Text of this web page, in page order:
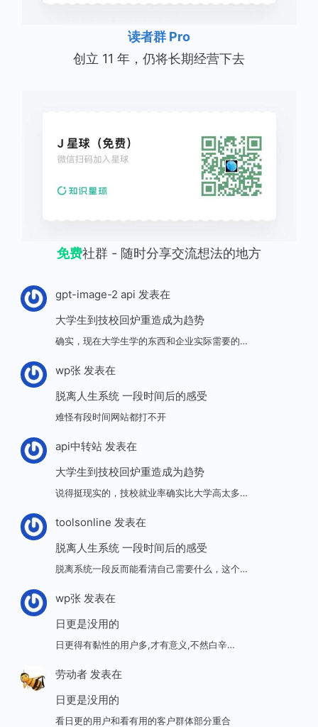
读者群 Pro
创立 11 年，仍将长期经营下去
免费社群 - 随时分享交流想法的地方
gpt-image-2 api 发表在
大学生到技校回炉重造成为趋势
确实，现在大学生学的东西和企业实际需要的…
wp张发表在
脱离人生系统 一段时间后的感受
难怪有段时间网站都打不开
api中转站发表在
大学生到技校回炉重造成为趋势
说得挺现实的，技校就业率确实比大学高太多…
toolsonline 发表在
脱离人生系统 一段时间后的感受
脱离系统一段反而能看清自己需要什么，这个…
wp张发表在
日更是没用的
日更得有黏性的用户多,才有意义,不然白辛…
劳动者发表在
日更是没用的
看日更的用户和看有用的客户群体部分重合